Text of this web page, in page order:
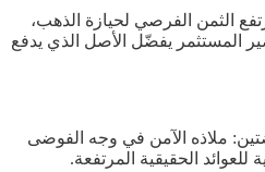
الثمن الفرصي لحيازة الذهب،
المستثمر يفضّل الأصل الذي يدفع
ملاذه الآمن في وجه الفوضى
للعوائد الحقيقية المرتفعة.